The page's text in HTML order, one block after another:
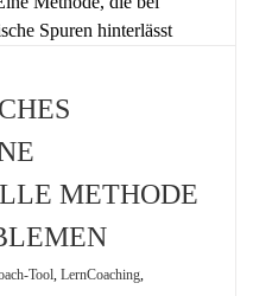
METHODE
Tool, LernCoaching,